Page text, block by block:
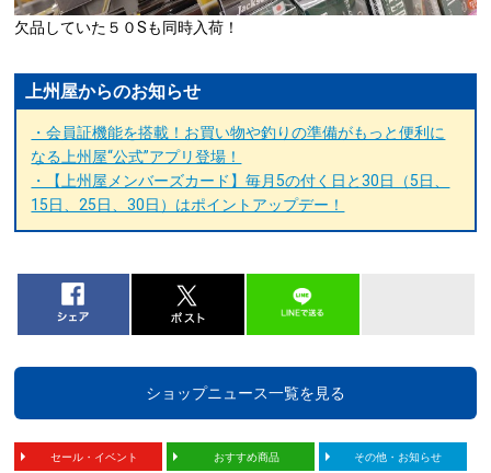
欠品していた５０Sも同時入荷！
上州屋からのお知らせ
・会員証機能を搭載！お買い物や釣りの準備がもっと便利に
なる上州屋“公式”アプリ登場！
・【上州屋メンバーズカード】毎月5の付く日と30日（5日、
15日、25日、30日）はポイントアップデー！
ショップニュース一覧を見る
セール・イベント おすすめ商品 その他・お知らせ